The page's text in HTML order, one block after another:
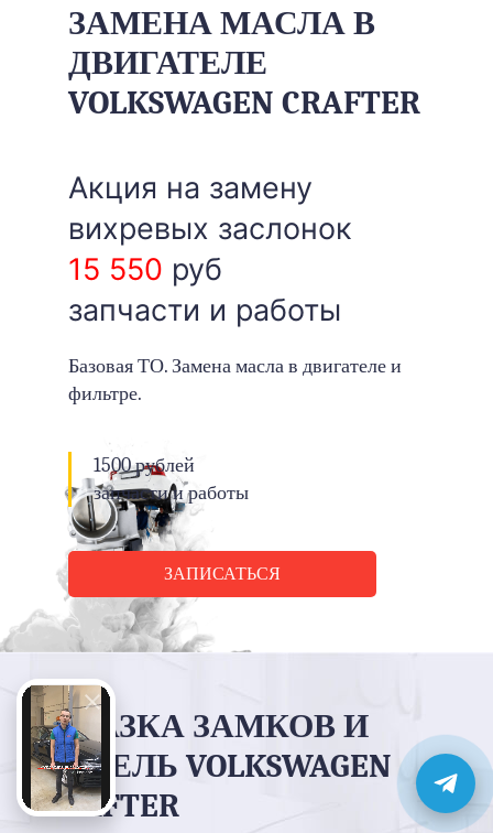
ЗАМЕНА МАСЛА В
ДВИГАТЕЛЕ
VOLKSWAGEN CRAFTER
Акция на замену
вихревых заслонок
15 550 руб
запчасти и работы
Базовая ТО. Замена масла в двигателе и
фильтре.
1500 рублей
запчасти и работы
ЗАПИСАТЬСЯ
СМАЗКА ЗАМКОВ И
ПЕТЕЛЬ VOLKSWAGEN
CRAFTER